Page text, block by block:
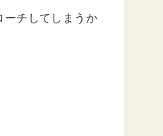
ーチしてしまうか